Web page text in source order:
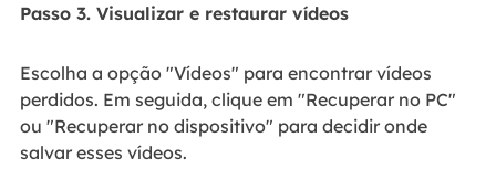
Passo 3. Visualizar e restaurar vídeos
Escolha a opção "Vídeos" para encontrar vídeos
perdidos. Em seguida, clique em "Recuperar no PC"
ou "Recuperar no dispositivo" para decidir onde
salvar esses vídeos.